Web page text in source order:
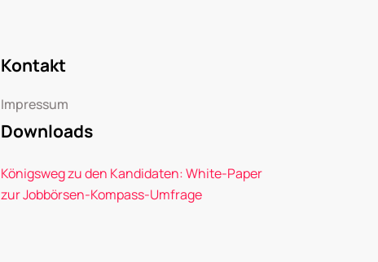
Kontakt
Impressum
Downloads
Königsweg zu den Kandidaten: White-Paper
zur Jobbörsen-Kompass-Umfrage